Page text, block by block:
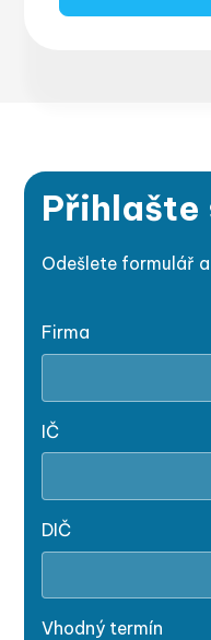
Přihlašte
Odešlete formulář
Firma
IČ
DIČ
Vhodný termín